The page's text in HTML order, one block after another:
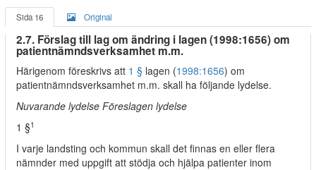
Sida 16 Original
2.7. Förslag till lag om ändring i lagen (1998:1656) om
patientnämndsverksamhet m.m.
Härigenom föreskrivs att 1 § lagen (1998:1656) om
patientnämndsverksamhet m.m. skall ha följande lydelse.
Nuvarande lydelse Föreslagen lydelse
1 §1
I varje landsting och kommun skall det finnas en eller flera
nämnder med uppgift att stödja och hjälpa patienter inom